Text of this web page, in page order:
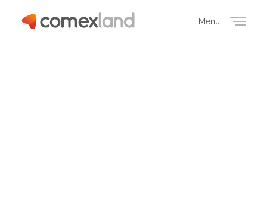
Menu